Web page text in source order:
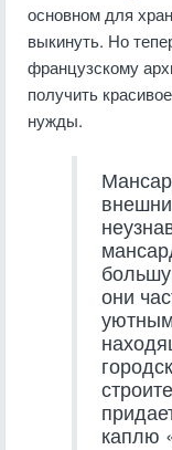
основном для
выкинуть. Но
французскому
получить
нужды.
они
каплю